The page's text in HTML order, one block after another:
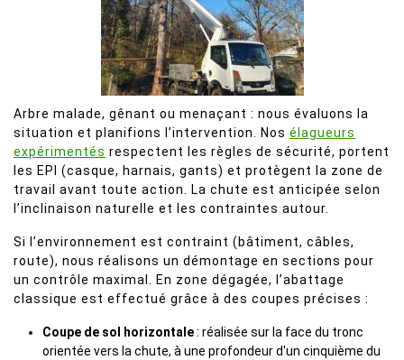
Arbre malade, gênant ou menaçant : nous évaluons la
situation et planifions l’intervention. Nos élagueurs
expérimentés respectent les règles de sécurité, portent
les EPI (casque, harnais, gants) et protègent la zone de
travail avant toute action. La chute est anticipée selon
l’inclinaison naturelle et les contraintes autour.
Si l’environnement est contraint (bâtiment, câbles,
route), nous réalisons un démontage en sections pour
un contrôle maximal. En zone dégagée, l’abattage
classique est effectué grâce à des coupes précises :
Coupe de sol horizontale: réalisée sur la face du tronc
orientée vers la chute, à une profondeur d'un cinquième du